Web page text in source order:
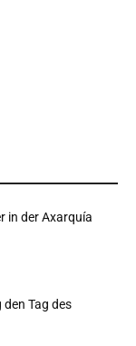
in der Axarquía
Tag des